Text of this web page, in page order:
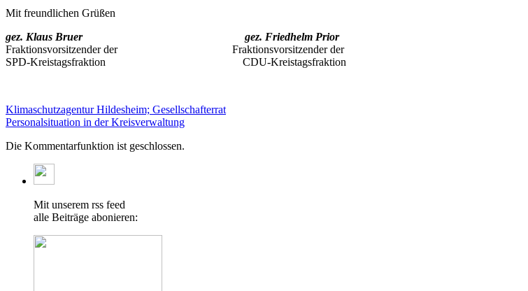
Mit freundlichen Grüßen
gez. Klaus Bruer
gez. Friedhelm Prior
Fraktionsvorsitzender der Fraktionsvorsitzender der
SPD-Kreistagsfraktion CDU-Kreistagsfraktion
Klimaschutzagentur Hildesheim; Gesellschafterrat
Personalsituation in der Kreisverwaltung
Die Kommentarfunktion ist geschlossen.
Mit unserem rss feed
alle Beiträge abonieren: